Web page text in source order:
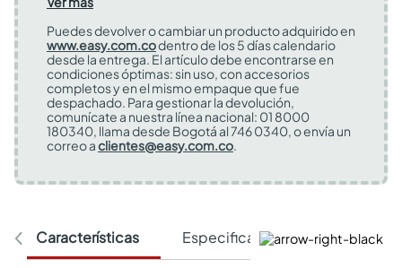
Puedes devolver o cambiar un producto adquirido en
www.easy.com.codentro de los 5 días calendario
desde la entrega. El artículo debe encontrarse en
condiciones óptimas: sin uso, con accesorios
completos y en el mismo empaque que fue
despachado. Para gestionar la devolución,
comunícate a nuestra línea nacional: 01 8000
180340, llama desde Bogotá al 746 0340, o envía un
correo aclientes@easy.com.co.
Características Especificaciones Técnicas